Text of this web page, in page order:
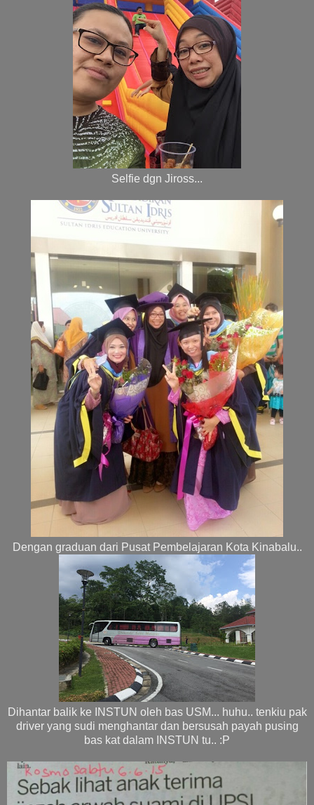
Selfie dgn Jiross...
Dengan graduan dari Pusat Pembelajaran Kota Kinabalu..
Dihantar balik ke INSTUN oleh bas USM... huhu.. tenkiu pak
driver yang sudi menghantar dan bersusah payah pusing
bas kat dalam INSTUN tu.. :P